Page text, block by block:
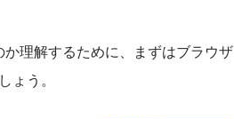
理解するために、まずはブラウザ
う。